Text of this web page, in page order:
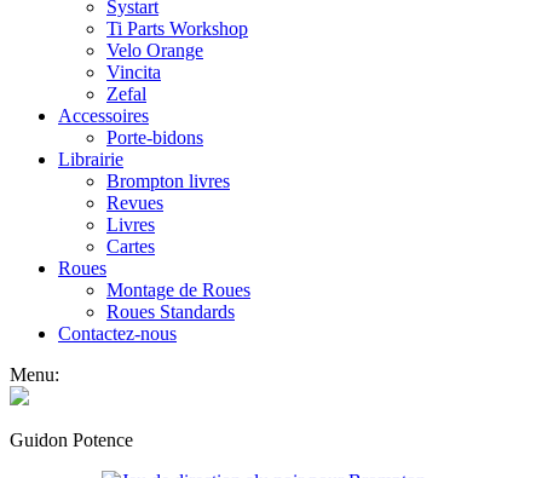
Systart
Ti Parts Workshop
Velo Orange
Vincita
Zefal
Accessoires
Porte-bidons
Librairie
Brompton livres
Revues
Livres
Cartes
Roues
Montage de Roues
Roues Standards
Contactez-nous
Menu:
Guidon Potence